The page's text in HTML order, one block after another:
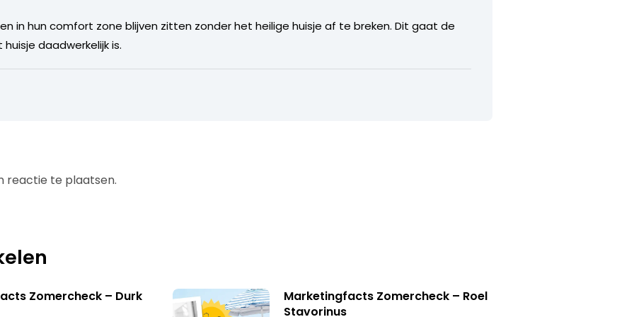
in hun comfort zone blijven zitten zonder het heilige huisje af te breken. Dit gaat de
daadwerkelijk is.
reactie te plaatsen.
Zomercheck – Durk
Marketingfacts Zomercheck – Roel
Stavorinus